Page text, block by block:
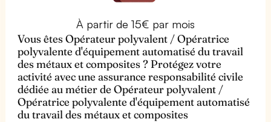
À partir de 15€ par mois
Vous êtes Opérateur polyvalent / Opératrice
polyvalente d'équipement automatisé du travail
des métaux et composites ? Protégez votre
activité avec une assurance responsabilité civile
dédiée au métier de Opérateur polyvalent /
Opératrice polyvalente d'équipement automatisé
du travail des métaux et composites